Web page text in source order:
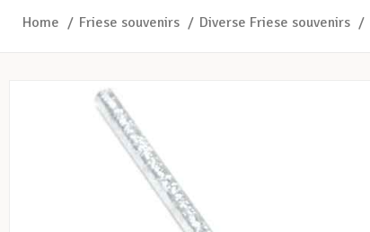
Home Friese souvenirs Diverse Friese souvenirs